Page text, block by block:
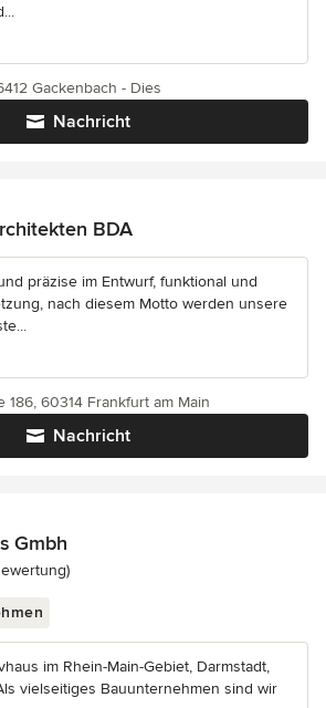
Nachricht
Gackenbach - Dies
BDA
präzise im Entwurf, funktional und
nach diesem Motto werden unsere
Nachricht
186, 60314 Frankfurt am Main
Gmbh
4 von 5 Sternen
im Rhein-Main-Gebiet, Darmstadt,
vielseitiges Bauunternehmen sind wir